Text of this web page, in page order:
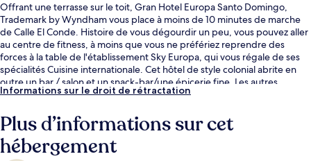
Offrant une terrasse sur le toit, Gran Hotel Europa Santo Domingo,
Trademark by Wyndham vous place à moins de 10 minutes de marche
de Calle El Conde. Histoire de vous dégourdir un peu, vous pouvez aller
au centre de fitness, à moins que vous ne préfériez reprendre des
forces à la table de l'établissement Sky Europa, qui vous régale de ses
spécialités Cuisine internationale. Cet hôtel de style colonial abrite en
outre un bar / salon et un snack-bar/une épicerie fine. Les autres
voyageurs ne tarissent pas d'éloges en ce qui concerne le personnel
Informations sur le droit de rétractation
Plus d’informations sur cet
hébergement